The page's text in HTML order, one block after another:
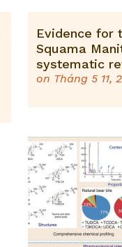
on Tháng 5 11,
Evidence for
Squama
systematic